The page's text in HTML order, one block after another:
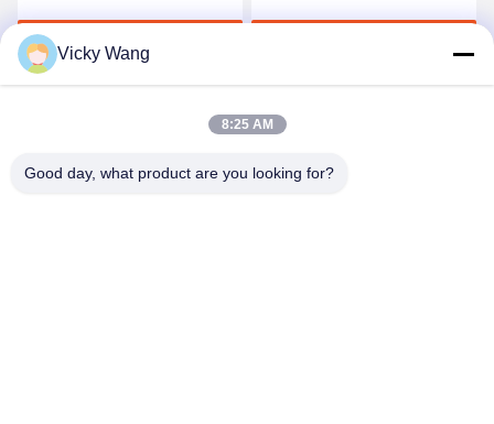
tkanin
Porozmawiaj Teraz
Producenci folii klejących
Vicky Wang
8:25 AM
Good day, what product are you looking for?